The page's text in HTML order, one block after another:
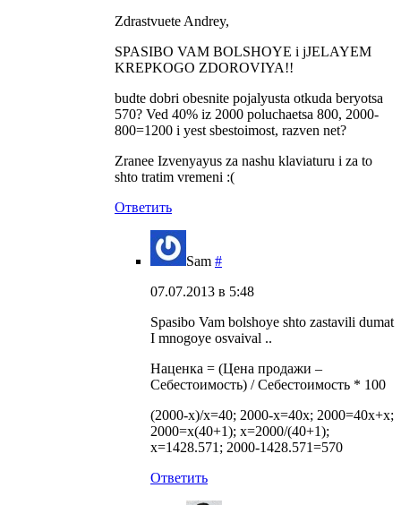
Zdrastvuete Andrey,
SPASIBO VAM BOLSHOYE i jJELAYEM
KREPKOGO ZDOROVIYA!!
budte dobri obesnite pojalyusta otkuda beryotsa
570? Ved 40% iz 2000 poluchaetsa 800, 2000-
800=1200 i yest sbestoimost, razven net?
Zranee Izvenyayus za nashu klaviaturu i za to
shto tratim vremeni :(
Ответить
Sam #
07.07.2013 в 5:48
Spasibo Vam bolshoye shto zastavili dumat
I mnogoye osvaival ..
Наценка = (Цена продажи –
Себестоимость) / Себестоимость * 100
(2000-x)/x=40; 2000-x=40x; 2000=40x+x;
2000=x(40+1); x=2000/(40+1);
x=1428.571; 2000-1428.571=570
Ответить